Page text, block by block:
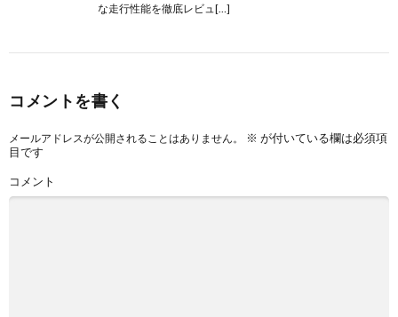
な走行性能を徹底レビュ[…]
コメントを書く
メールアドレスが公開されることはありません。 ※ が付いている欄は必須項
目です
コメント